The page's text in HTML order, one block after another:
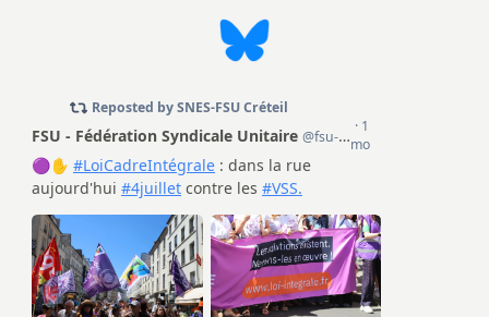
r
O
r